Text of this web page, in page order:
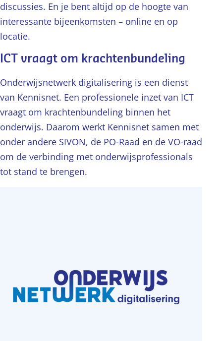
discussies. En je bent altijd op de hoogte van
interessante bijeenkomsten – online en op
locatie.
ICT vraagt om krachtenbundeling
Onderwijsnetwerk digitalisering is een dienst
van Kennisnet. Een professionele inzet van ICT
vraagt om krachtenbundeling binnen het
onderwijs. Daarom werkt Kennisnet samen met
onder andere SIVON, de PO-Raad en de VO-raad
om de verbinding met onderwijsprofessionals
tot stand te brengen.